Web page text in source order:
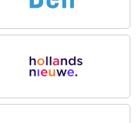
op de Snapdragon 7s Gen 3
ontvang je drie
veilig en up to date.
beeldstabilisatie maak je